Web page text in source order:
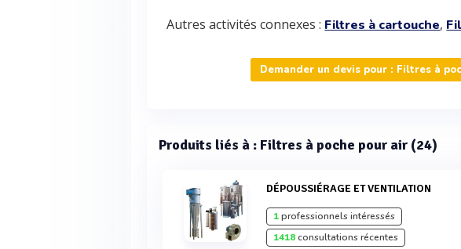
Autres activités connexes : Filtres à cartouche,
Demander un devis pour : Filtres à
Produits liés à : Filtres à poche pour air (24)
DÉPOUSSIÉRAGE ET VENTILATION
1professionnels intéressés
1418consultations récentes